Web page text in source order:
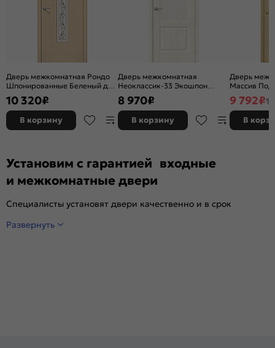
Дверь межкомнатная Рондо
Шпонированные Беленый дуб,
остекленная, сатинат белый
художественный, каркасно-
щитовая
10 320₽
В корзину
Дверь межкомнатная
Неоклассик-33 Экошпон
Nordic Oak, остекленная,
white сrystal, кромка нет,
филенчатая
8 970₽
В корзину
Дверь
Массив Под
без
9 792₽
В
Установим с гарантией входные
и межкомнатные двери
Специалисты установят двери качественно и в срок
Развернуть